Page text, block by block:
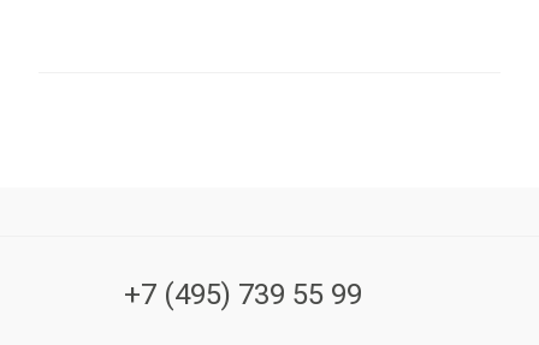
+7 (495) 739 55 99